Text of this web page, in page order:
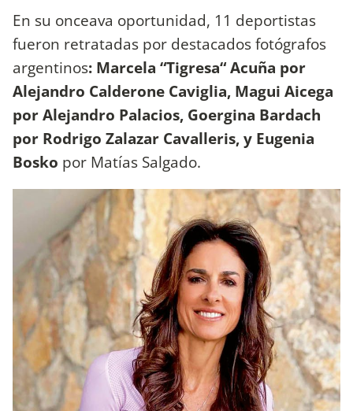
En su onceava oportunidad, 11 deportistas
fueron retratadas por destacados fotógrafos
argentinos: Marcela “Tigresa“ Acuña por
Alejandro Calderone Caviglia, Magui Aicega
por Alejandro Palacios, Goergina Bardach
por Rodrigo Zalazar Cavalleris, y Eugenia
Bosko por Matías Salgado.